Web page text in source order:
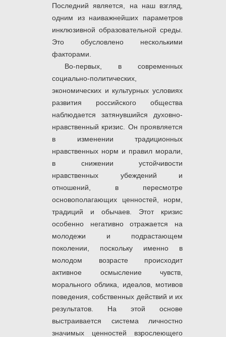
Последний является, на наш взгляд,
одним из наиважнейших параметров
инклюзивной образовательной среды.
Это обусловлено несколькими
факторами.
Во-первых, в современных
социально-политических,
экономических и культурных условиях
развития российского общества
наблюдается затянувшийся духовно-
нравственный кризис. Он проявляется
в изменении традиционных
нравственных норм и правил морали,
в снижении устойчивости
нравственных убеждений и
отношений, в пересмотре
основополагающих ценностей, норм,
традиций и обычаев. Этот кризис
особенно негативно отражается на
молодежи и подрастающем
поколении, поскольку именно в
молодом возрасте происходит
активное осмысление чувств,
морального облика, идеалов, мотивов
поведения, собственных действий и их
результатов. На этой основе
выстраивается система личностно
значимых ценностей взрослеющего